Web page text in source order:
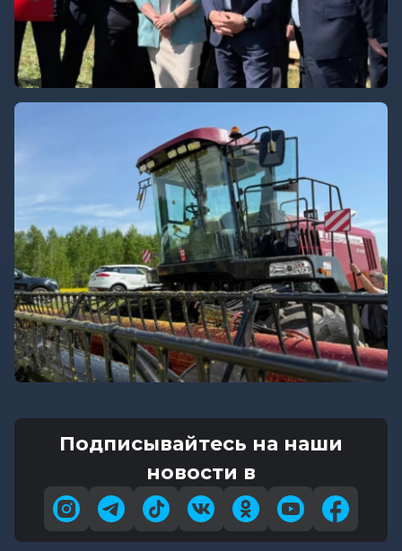
Подписывайтесь на наши
новости в